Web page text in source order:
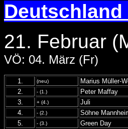
Deutschland
21. Februar
VÖ: 04. März (Fr)
1. (neu) Marius Müller-
2.
- (1.) Peter Maffay
3.
+ (4.) Juli
4.
- (2.) Söhne
5.
- (3.) Green Day